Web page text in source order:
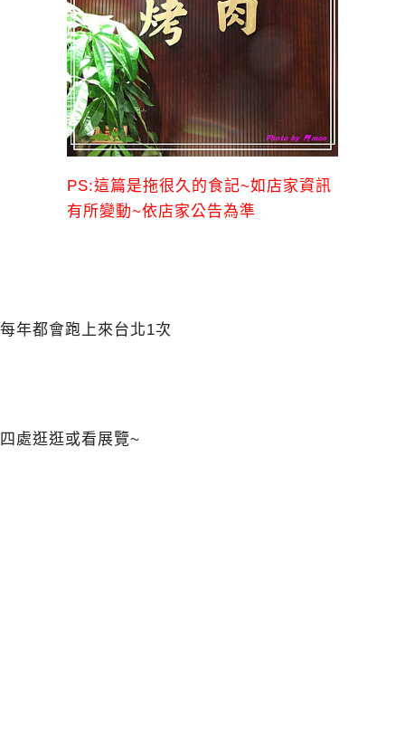
PS:這篇是拖很久的食記~如店家資訊
有所變動~依店家公告為準
每年都會跑上來台北1次
四處逛逛或看展覽~